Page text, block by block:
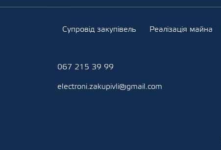
Супровід закупівель Реалізація майна
067 215 39 99
electroni.zakupivli@gmail.com